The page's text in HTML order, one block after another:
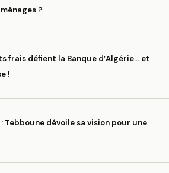
?
frais défient la Banque d’Algérie… et
!
Tebboune dévoile sa vision pour une